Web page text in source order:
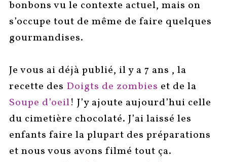
bonbons vu le contexte actuel, mais on
s’occupe tout de même de faire quelques
gourmandises.
Je vous ai déjà publié, il y a 7 ans , la
recette des Doigts de zombies et de la
Soupe d’oeil! J’y ajoute aujourd’hui celle
du cimetière chocolaté. J’ai laissé les
enfants faire la plupart des préparations
et nous vous avons filmé tout ça.